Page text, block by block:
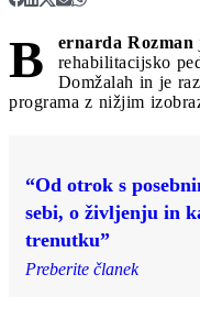
B ernarda Rozman
rehabilitacijsko
Domžalah in je
programa z nižjim
“Od otrok s
sebi, o življenju in
trenutku”
Preberite članek